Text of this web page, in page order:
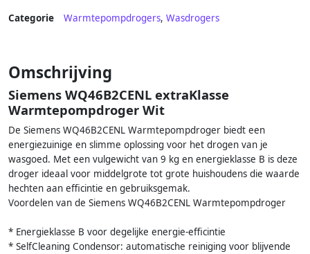
Categorie Warmtepompdrogers, Wasdrogers
Omschrijving
Siemens WQ46B2CENL extraKlasse
Warmtepompdroger Wit
De Siemens WQ46B2CENL Warmtepompdroger biedt een
energiezuinige en slimme oplossing voor het drogen van je
wasgoed. Met een vulgewicht van 9 kg en energieklasse B is deze
droger ideaal voor middelgrote tot grote huishoudens die waarde
hechten aan efficintie en gebruiksgemak.
Voordelen van de Siemens WQ46B2CENL Warmtepompdroger
* Energieklasse B voor degelijke energie-efficintie
* SelfCleaning Condensor: automatische reiniging voor blijvende